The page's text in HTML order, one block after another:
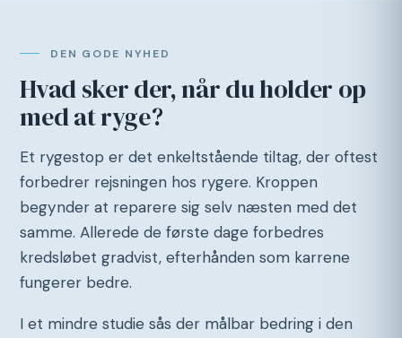
DEN GODE NYHED
Hvad sker der, når du holder op
med at ryge?
Et rygestop er det enkeltstående tiltag, der oftest
forbedrer rejsningen hos rygere. Kroppen
begynder at reparere sig selv næsten med det
samme. Allerede de første dage forbedres
kredsløbet gradvist, efterhånden som karrene
fungerer bedre.
I et mindre studie sås der målbar bedring i den